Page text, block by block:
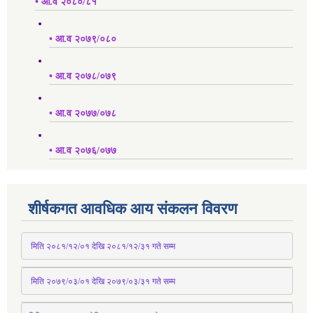
• आ.व २०७९/०८०
• आ.व २०७८/०७९
• आ.व २०७७/०७८
• आ.व २०७६/०७७
शीर्षकगत आवधिक आय संकलन विवरण
मिति २०८१/१२/०१ देखि २०८१/१२/३१ गते सम्म
मिति २०७९/०३/०१ देखि २०७९/०३/३१ गते सम्म